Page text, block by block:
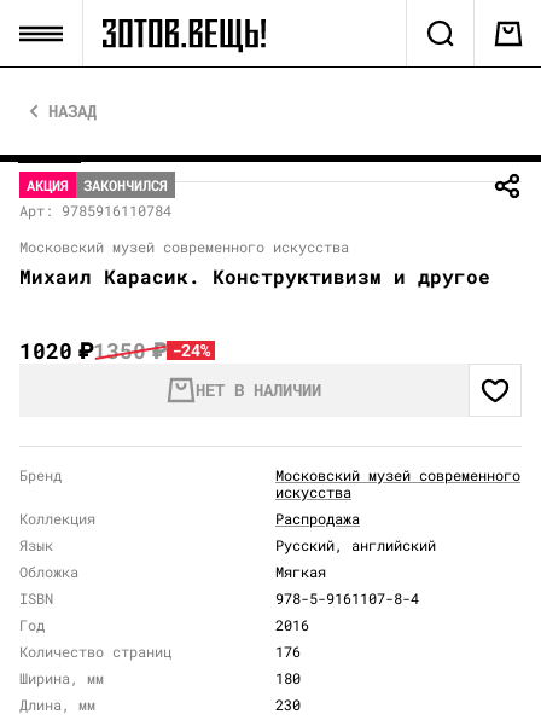
НАЗАД
АКЦИЯ
ЗАКОНЧИЛСЯ
Арт: 9785916110784
Московский музей современного искусства
Михаил Карасик. Конструктивизм и другое
1020₽1350₽ -24%
НЕТ В НАЛИЧИИ
Бренд
Московский музей современного
искусства
Коллекция
Распродажа
Язык
Русский, английский
Обложка
Мягкая
ISBN
978-5-9161107-8-4
Год
2016
Количество страниц
176
Ширина, мм
180
Длина, мм
230